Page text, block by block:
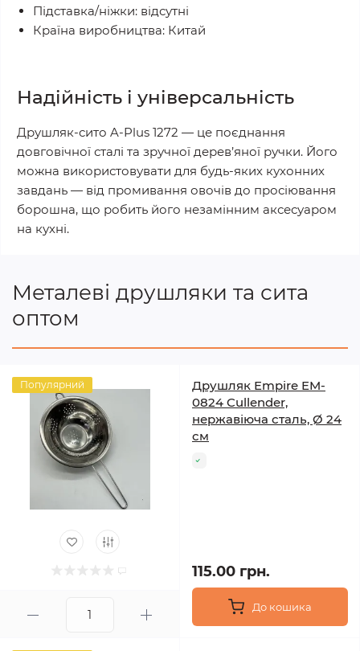
Підставка/ніжки: відсутні
Країна виробництва: Китай
Надійність і універсальність
Друшляк-сито A-Plus 1272 — це поєднання
довговічної сталі та зручної дерев’яної ручки. Його
можна використовувати для будь-яких кухонних
завдань — від промивання овочів до просіювання
борошна, що робить його незамінним аксесуаром
на кухні.
Металеві друшляки та сита
оптом
Популярний
Друшляк Empire EM-
0824 Cullender,
нержавіюча сталь, Ø 24
см
115.00 грн.
До кошика